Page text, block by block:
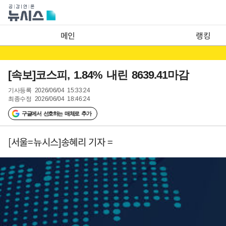
메인 랭킹
[속보]코스피, 1.84% 내린 8639.41마감
기사등록 2026/06/04 15:33:24
최종수정 2026/06/04 18:46:24
구글에서 선호하는 매체로 추가
[서울=뉴시스]송혜리 기자 =